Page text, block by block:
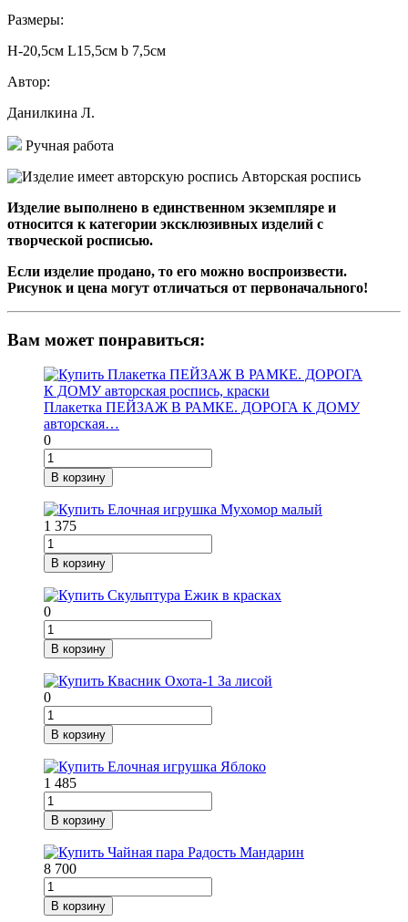
Размеры:
Н-20,5см L15,5см b 7,5см
Автор:
Данилкина Л.
Ручная работа
Авторская роспись
Изделие выполнено в единственном экземпляре и
относится к категории эксклюзивных изделий с
творческой росписью.
Если изделие продано, то его можно воспроизвести.
Рисунок и цена могут отличаться от первоначального!
Вам может понравиться:
Плакетка ПЕЙЗАЖ В РАМКЕ. ДОРОГА К ДОМУ
авторская…
0
В корзину
1 375
В корзину
0
В корзину
0
В корзину
1 485
В корзину
8 700
В корзину